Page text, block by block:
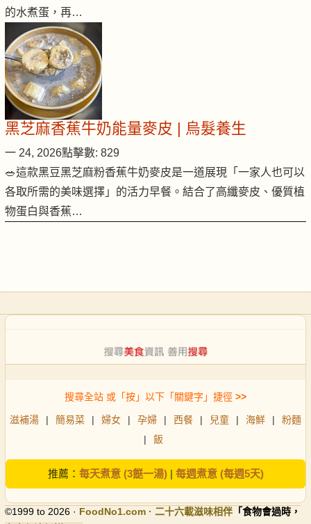
的水煮蛋，再…
黑芝麻香蕉牛奶能量麥皮 | 烏髮養生
一 24, 2026點擊數: 829
🥗這款黑豆黑芝麻粉香蕉牛奶麥皮是一道展現「一家人也可以
各取所需的美味選擇」的活力早餐。結合了高纖麥皮、優質植
物蛋白與香蕉…
搜尋全站 或「按」以下「關鍵字」捷徑 >>
滋補湯 | 簡易菜 | 婦女 | 孕婦 | 西餐 | 兒童 | 海鮮 |
粉麵
|
飯
推薦： 每天煮意 (3餸一湯)| 每週煮意 (每週5天)
©1999 to 2026 · FoodNo1.com · 二十六載滋味相伴 「食物會過時，